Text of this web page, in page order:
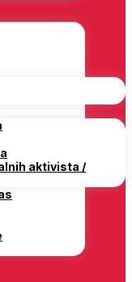
aktivista /